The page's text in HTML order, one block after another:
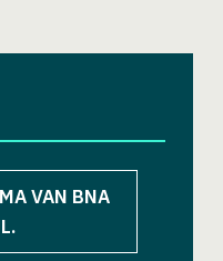
VAN BNA